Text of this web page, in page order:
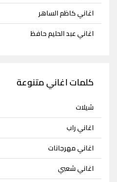
اغاني كاظم الساهر
اغاني عبد الحليم حافظ
كلمات اغاني متنوعة
شيلات
اغاني راب
اغاني مهرجانات
اغاني شعبي